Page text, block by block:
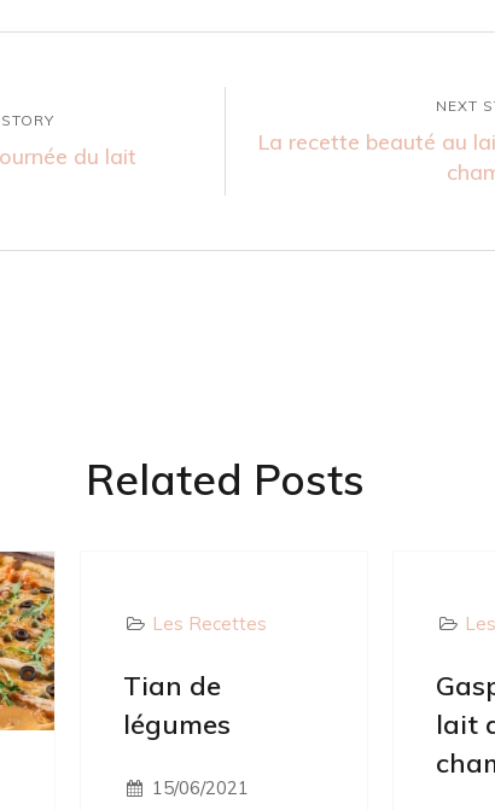
du lait
NEXT
La recette beauté au
Related Posts
Les Recettes
Tian de
légumes
15/06/2021
lait